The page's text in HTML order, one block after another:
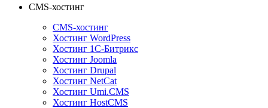
CMS-хостинг
CMS-хостинг
Хостинг WordPress
Хостинг 1С-Битрикс
Хостинг Joomla
Хостинг Drupal
Хостинг NetCat
Хостинг Umi.CMS
Хостинг HostCMS